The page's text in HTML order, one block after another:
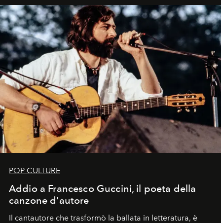
uno dei documenti più contemporanei che abbiamo.
POP CULTURE
Addio a Francesco Guccini, il poeta della
canzone d'autore
Il cantautore che trasformò la ballata in letteratura, è